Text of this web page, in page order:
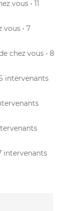
vous • 11
vous • 7
chez vous • 8
intervenants
intervenants